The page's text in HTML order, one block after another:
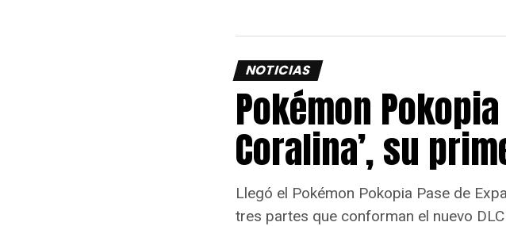
NOTICIAS
Pokémon
Coralina’, su
Llegó el Pokémon Pokopia Pase de
tres partes que conforman el nuevo